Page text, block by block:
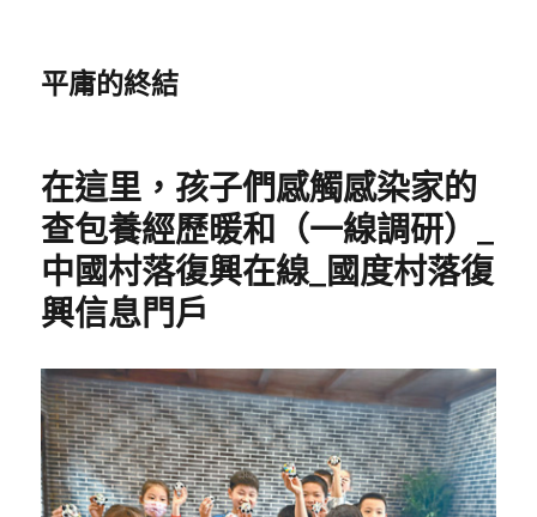
平庸的終結
在這里，孩子們感觸感染家的
查包養經歷暖和（一線調研）_
中國村落復興在線_國度村落復
興信息門戶